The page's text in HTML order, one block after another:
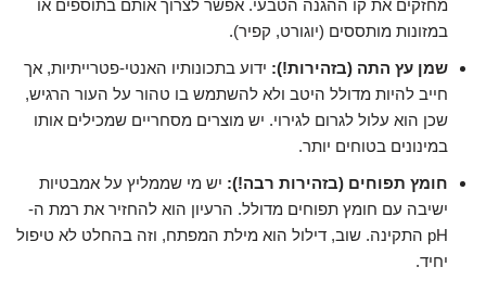
מחזקים את קו ההגנה הטבעי. אפשר לצרוך אותם בתוספים או
במזונות מותססים (יוגורט, קפיר).
שמן עץ התה (בזהירות!): ידוע בתכונותיו האנטי-פטרייתיות, אך
חייב להיות מדולל היטב ולא להשתמש בו טהור על העור הרגיש,
שכן הוא עלול לגרום לגירוי. יש מוצרים מסחריים שמכילים אותו
במינונים בטוחים יותר.
חומץ תפוחים (בזהירות רבה!): יש מי שממליץ על אמבטיות
ישיבה עם חומץ תפוחים מדולל. הרעיון הוא להחזיר את רמת ה-
pH התקינה. שוב, דילול הוא מילת המפתח, וזה בהחלט לא טיפול
יחיד.